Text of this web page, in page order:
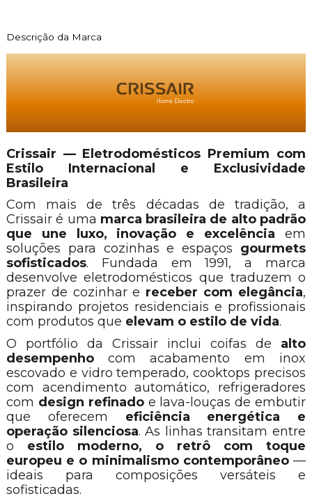
Descrição da Marca
Crissair — Eletrodomésticos Premium com
Estilo Internacional e Exclusividade
Brasileira
Com mais de três décadas de tradição, a
Crissair é uma marca brasileira de alto padrão
que une luxo, inovação e excelência em
soluções para cozinhas e espaços gourmets
sofisticados. Fundada em 1991, a marca
desenvolve eletrodomésticos que traduzem o
prazer de cozinhar e receber com elegância,
inspirando projetos residenciais e profissionais
com produtos que elevam o estilo de vida.
O portfólio da Crissair inclui coifas de alto
desempenhocom acabamento em inox
escovado e vidro temperado, cooktops precisos
com acendimento automático, refrigeradores
com design refinadoe lava-louças de embutir
que oferecem eficiência energética e
operação silenciosa. As linhas transitam entre
o estilo moderno, o retrô com toque
europeu e o minimalismo contemporâneo—
ideais para composições versáteis e
sofisticadas.